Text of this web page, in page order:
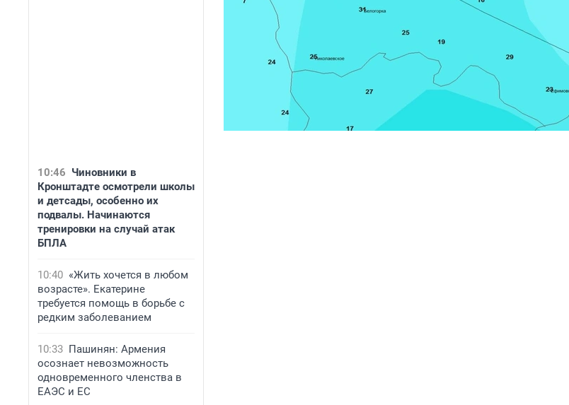
10:46 Чиновники в
Кронштадте осмотрели школы
и детсады, особенно их
подвалы. Начинаются
тренировки на случай атак
БПЛА
10:40 «Жить хочется в любом
возрасте». Екатерине
требуется помощь в борьбе с
редким заболеванием
10:33 Пашинян: Армения
осознает невозможность
одновременного членства в
ЕАЭС и ЕС